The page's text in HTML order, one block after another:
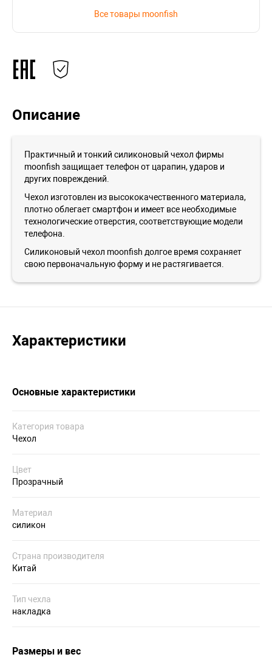
Все товары moonfish
Описание
Практичный и тонкий силиконовый чехол фирмы
moonfish защищает телефон от царапин, ударов и
других повреждений.
Чехол изготовлен из высококачественного материала,
плотно облегает смартфон и имеет все необходимые
технологические отверстия, соответствующие модели
телефона.
Силиконовый чехол moonfish долгое время сохраняет
свою первоначальную форму и не растягивается.
Характеристики
Основные характеристики
Категория товара
Чехол
Цвет
Прозрачный
Материал
силикон
Страна производителя
Китай
Тип чехла
накладка
Размеры и вес